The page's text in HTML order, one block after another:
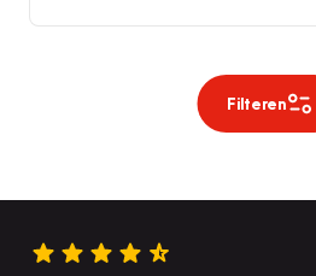
Filteren